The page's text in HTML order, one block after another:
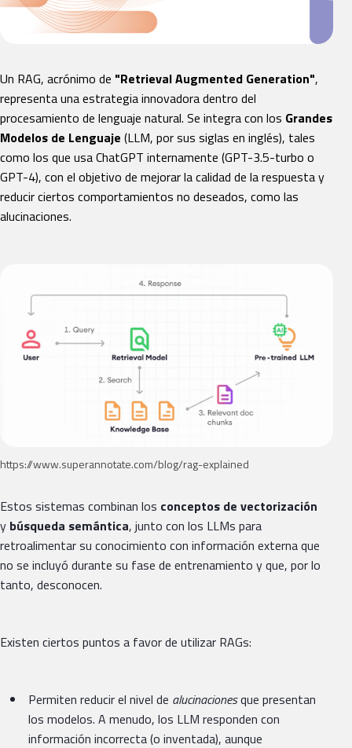
Un RAG, acrónimo de "Retrieval Augmented Generation",
representa una estrategia innovadora dentro del
procesamiento de lenguaje natural. Se integra con los Grandes
Modelos de Lenguaje (LLM, por sus siglas en inglés), tales
como los que usa ChatGPT internamente (GPT-3.5-turbo o
GPT-4), con el objetivo de mejorar la calidad de la respuesta y
reducir ciertos comportamientos no deseados, como las
alucinaciones.
https://www.superannotate.com/blog/rag-explained
Estos sistemas combinan los conceptos de vectorización
y búsqueda semántica, junto con los LLMs para
retroalimentar su conocimiento con información externa que
no se incluyó durante su fase de entrenamiento y que, por lo
tanto, desconocen.
Existen ciertos puntos a favor de utilizar RAGs:
Permiten reducir el nivel de alucinacionesque presentan
los modelos. A menudo, los LLM responden con
información incorrecta (o inventada), aunque